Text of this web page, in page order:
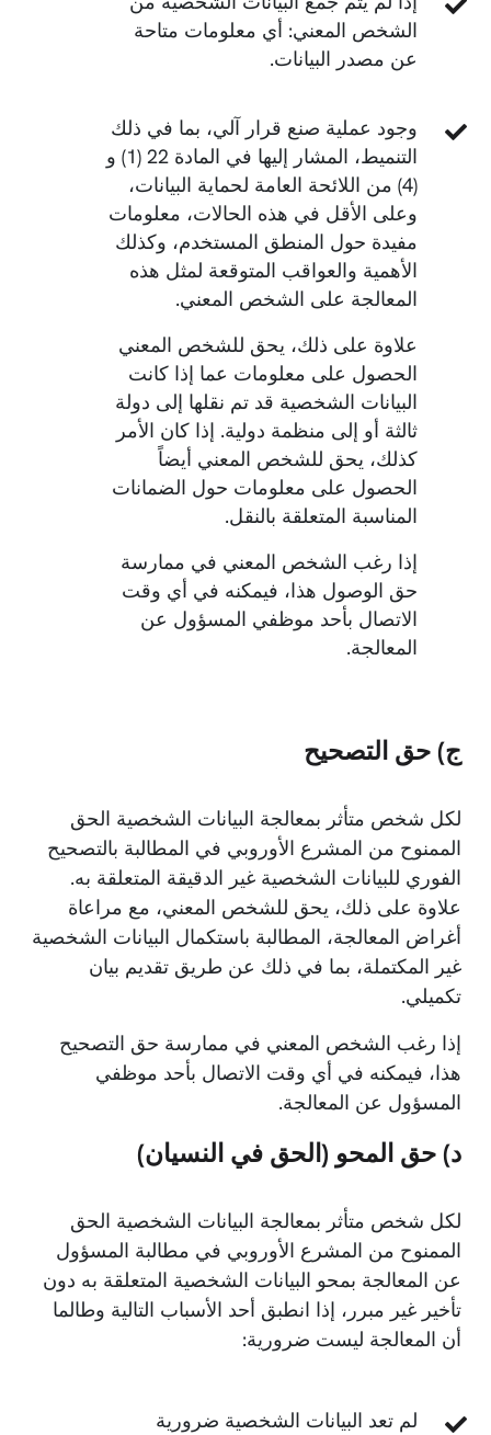
الشخص المعني: أي معلومات متاحة
عن مصدر البيانات.
وجود عملية صنع قرار آلي، بما في ذلك
التنميط، المشار إليها في المادة 22 (1) و
(4) من اللائحة العامة لحماية البيانات،
وعلى الأقل في هذه الحالات، معلومات
مفيدة حول المنطق المستخدم، وكذلك
الأهمية والعواقب المتوقعة لمثل هذه
المعالجة على الشخص المعني.
علاوة على ذلك، يحق للشخص المعني
الحصول على معلومات عما إذا كانت
البيانات الشخصية قد تم نقلها إلى دولة
ثالثة أو إلى منظمة دولية. إذا كان الأمر
كذلك، يحق للشخص المعني أيضاً
الحصول على معلومات حول الضمانات
المناسبة المتعلقة بالنقل.
إذا رغب الشخص المعني في ممارسة
حق الوصول هذا، فيمكنه في أي وقت
الاتصال بأحد موظفي المسؤول عن
المعالجة.
ج) حق التصحيح
لكل شخص متأثر بمعالجة البيانات الشخصية الحق
الممنوح من المشرع الأوروبي في المطالبة بالتصحيح
الفوري للبيانات الشخصية غير الدقيقة المتعلقة به.
علاوة على ذلك، يحق للشخص المعني، مع مراعاة
أغراض المعالجة، المطالبة باستكمال البيانات الشخصية
غير المكتملة، بما في ذلك عن طريق تقديم بيان
تكميلي.
إذا رغب الشخص المعني في ممارسة حق التصحيح
هذا، فيمكنه في أي وقت الاتصال بأحد موظفي
المسؤول عن المعالجة.
د) حق المحو (الحق في النسيان)
لكل شخص متأثر بمعالجة البيانات الشخصية الحق
الممنوح من المشرع الأوروبي في مطالبة المسؤول
عن المعالجة بمحو البيانات الشخصية المتعلقة به دون
تأخير غير مبرر، إذا انطبق أحد الأسباب التالية وطالما
أن المعالجة ليست ضرورية:
لم تعد البيانات الشخصية ضرورية